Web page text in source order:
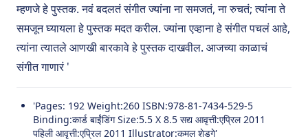
म्हणजे हे पुस्तक. नवं बदलतं संगीत ज्यांना ना समजतं, ना रुचतं; त्यांना ते
समजून घ्यायला हे पुस्तक मदत करील. ज्यांना एव्हाना हे संगीत पचलं आहे,
त्यांना त्यातले आणखी बारकावे हे पुस्तक दाखवील. आजच्या काळाचं
संगीत गाणारं '
'Pages: 192 Weight:260 ISBN:978-81-7434-529-5
Binding:कार्ड बाईंडिंग Size:5.5 X 8.5 सद्य आवृत्ती:एप्रिल 2011
पहिली आवृत्ती:एप्रिल 2011 Illustrator:कमल शेडगे'